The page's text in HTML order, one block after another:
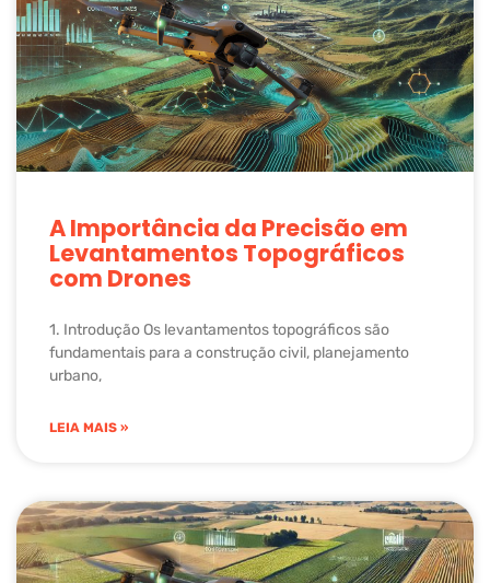
A Importância da Precisão em
Levantamentos Topográficos
com Drones
1. Introdução Os levantamentos topográficos são
fundamentais para a construção civil, planejamento
urbano,
LEIA MAIS »